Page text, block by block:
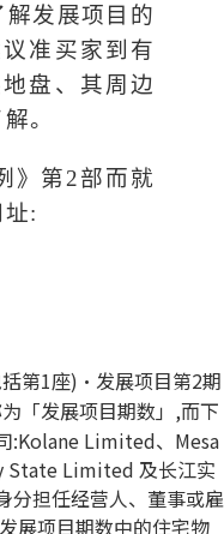
发展项目的
准买家到有
盘、其周边
。
》第2部而就
:
第1座)‧发展项目第2期
「发展项目期数」,而下
:Kolane Limited、Mesa
Limited 及长江实
担任经营人、董事或雇
展项目期数中的住宅物